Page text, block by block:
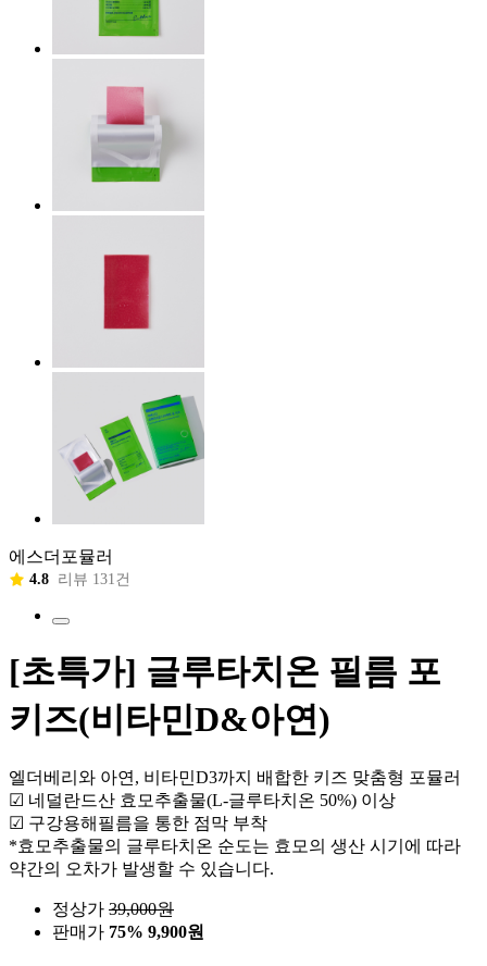
에스더포뮬러
4.8 리뷰 131건
[초특가] 글루타치온 필름 포
키즈(비타민D&아연)
엘더베리와 아연, 비타민D3까지 배합한 키즈 맞춤형 포뮬러
☑ 네덜란드산 효모추출물(L-글루타치온 50%) 이상
☑ 구강용해필름을 통한 점막 부착
*효모추출물의 글루타치온 순도는 효모의 생산 시기에 따라
약간의 오차가 발생할 수 있습니다.
정상가 39,000원
판매가 75% 9,900원